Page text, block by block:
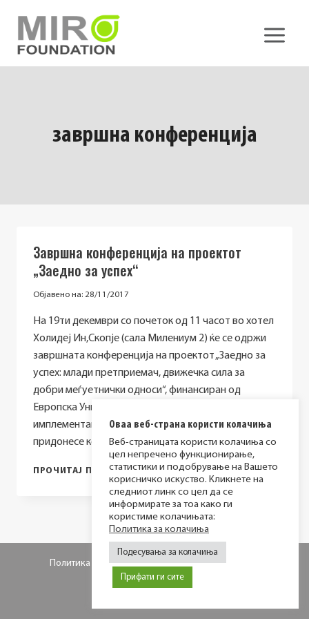
content
завршна конференција
Завршна конференција на проектот
„Заедно за успех“
Објавено на: 28/11/2017
На 19ти декември со почеток од 11 часот во хотел
Холидеј Ин,Скопје (сала Милениум 2) ќе се одржи
завршната конференција на проектот „Заедно за
успех: млади претприемач, движечка сила за
добри меѓуетнички односи“, финансиран од
Европска Унија. Проектот кој започна со
имплементација во февруари 2016 година
придонесе кон развојот на…
ПРОЧИТАЈ ПОВЕЌЕЗАВРШНА
КОНФЕРЕНЦИЈА
НА
ПРОЕКТОТ
„ЗАЕДНО
УСПЕХ“
© 2026 МИР фондација
Политика за приватност Политика за колачиња
Оваа веб-страна користи колачиња
Веб-страницата користи колачиња со
цел непречено функционирање,
статистики и подобрување на Вашето
корисничко искуство. Кликнете на
следниот линк со цел да се
информирате за тоа како ги
користиме колачињата:
Политика за колачиња
Подесувања за колачиња
Прифати ги сите